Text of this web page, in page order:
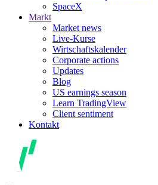
SpaceX
Markt
Market news
Live-Kurse
Wirtschaftskalender
Corporate actions
Updates
Blog
US earnings season
Learn TradingView
Client sentiment
Kontakt